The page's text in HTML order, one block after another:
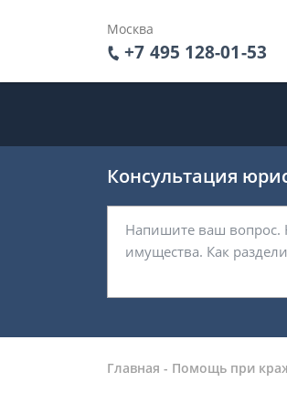
Москва
+7 495 128-01-53
Консультация
Главная - Помощь при